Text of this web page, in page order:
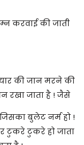
करवाई की जाती
की जान मरने की
रखा जाता है ! जैसे
बुलेट नर्म हो !
टुकरे टुकरे हो जाता